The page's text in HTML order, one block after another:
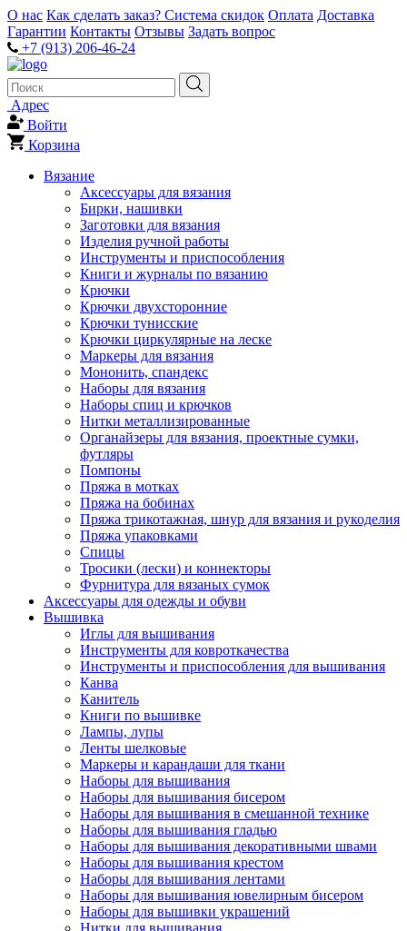
О нас Как сделать заказ? Система скидок Оплата Доставка
Гарантии Контакты Отзывы Задать вопрос
+7 (913) 206-46-24
Адрес
Войти
Корзина
Вязание
Аксессуары для вязания
Бирки, нашивки
Заготовки для вязания
Изделия ручной работы
Инструменты и приспособления
Книги и журналы по вязанию
Крючки
Крючки двухсторонние
Крючки тунисские
Крючки циркулярные на леске
Маркеры для вязания
Мононить, спандекс
Наборы для вязания
Наборы спиц и крючков
Нитки металлизированные
Органайзеры для вязания, проектные сумки,
футляры
Помпоны
Пряжа в мотках
Пряжа на бобинах
Пряжа трикотажная, шнур для вязания и рукоделия
Пряжа упаковками
Спицы
Тросики (лески) и коннекторы
Фурнитура для вязаных сумок
Аксессуары для одежды и обуви
Вышивка
Иглы для вышивания
Инструменты для ковроткачества
Инструменты и приспособления для вышивания
Канва
Канитель
Книги по вышивке
Лампы, лупы
Ленты шелковые
Маркеры и карандаши для ткани
Наборы для вышивания
Наборы для вышивания бисером
Наборы для вышивания в смешанной технике
Наборы для вышивания гладью
Наборы для вышивания декоративными швами
Наборы для вышивания крестом
Наборы для вышивания лентами
Наборы для вышивания ювелирным бисером
Наборы для вышивки украшений
Нитки для вышивания